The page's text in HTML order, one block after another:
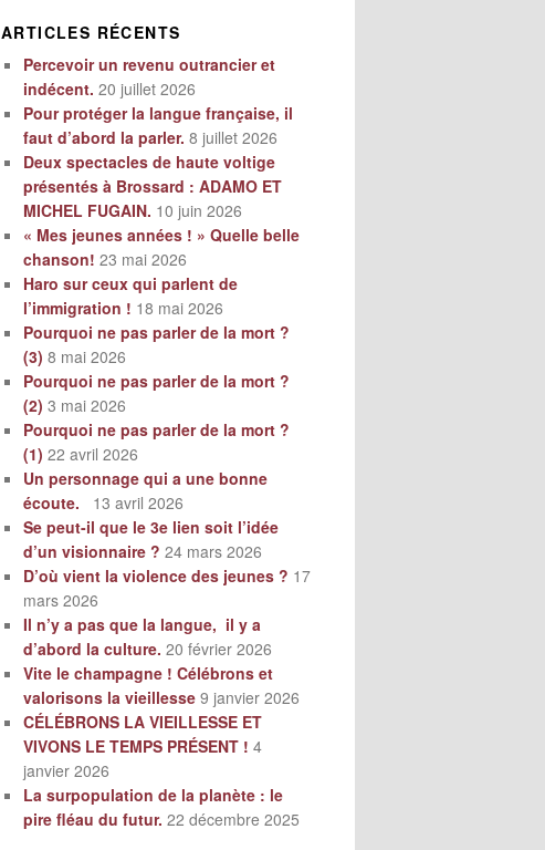
ARTICLES RÉCENTS
Percevoir un revenu outrancier et
indécent. 20 juillet 2026
Pour protéger la langue française, il
faut d’abord la parler. 8 juillet 2026
Deux spectacles de haute voltige
présentés à Brossard : ADAMO ET
MICHEL FUGAIN. 10 juin 2026
« Mes jeunes années ! » Quelle belle
chanson! 23 mai 2026
Haro sur ceux qui parlent de
l’immigration ! 18 mai 2026
Pourquoi ne pas parler de la mort ?
(3) 8 mai 2026
Pourquoi ne pas parler de la mort ?
(2) 3 mai 2026
Pourquoi ne pas parler de la mort ?
(1) 22 avril 2026
Un personnage qui a une bonne
écoute.
13 avril 2026
Se peut-il que le 3e lien soit l’idée
d’un visionnaire ? 24 mars 2026
D’où vient la violence des jeunes ? 17
mars 2026
Il n’y a pas que la langue, il y a
d’abord la culture. 20 février 2026
Vite le champagne ! Célébrons et
valorisons la vieillesse 9 janvier 2026
CÉLÉBRONS LA VIEILLESSE ET
VIVONS LE TEMPS PRÉSENT ! 4
janvier 2026
La surpopulation de la planète : le
pire fléau du futur. 22 décembre 2025